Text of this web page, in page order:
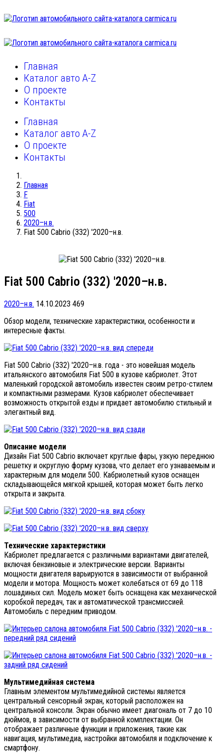
Главная
Каталог авто A-Z
О проекте
Контакты
Главная
Каталог авто A-Z
О проекте
Контакты
Главная
F
Fiat
500
2020–н.в.
Fiat 500 Cabrio (332) '2020–н.в.
Fiat 500 Cabrio (332) '2020–н.в.
2020–н.в. 14.10.2023 469
Обзор модели, технические характеристики, особенности и
интересные факты.
Fiat 500 Cabrio (332) '2020–н.в. года - это новейшая модель
итальянского автомобиля Fiat 500 в кузове кабриолет. Этот
маленький городской автомобиль известен своим ретро-стилем
и компактными размерами. Кузов кабриолет обеспечивает
возможность открытой езды и придает автомобилю стильный и
элегантный вид.
Описание модели
Дизайн Fiat 500 Cabrio включает круглые фары, узкую переднюю
решетку и округлую форму кузова, что делает его узнаваемым и
характерным для модели 500. Кабриолетный кузов оснащен
складывающейся мягкой крышей, которая может быть легко
открыта и закрыта.
Технические характеристики
Кабриолет предлагается с различными вариантами двигателей,
включая бензиновые и электрические версии. Варианты
мощности двигателя варьируются в зависимости от выбранной
модели и мотора. Мощность может колебаться от 69 до 118
лошадиных сил. Модель может быть оснащена как механической
коробкой передач, так и автоматической трансмиссией.
Автомобиль с передним приводом.
Мультимедийная система
Главным элементом мультимедийной системы является
центральный сенсорный экран, который расположен на
центральной консоли. Экран обычно имеет диагональ от 7 до 10
дюймов, в зависимости от выбранной комплектации. Он
отображает различные функции и приложения, такие как
навигация, мультимедиа, настройки автомобиля и подключение к
смартфону.